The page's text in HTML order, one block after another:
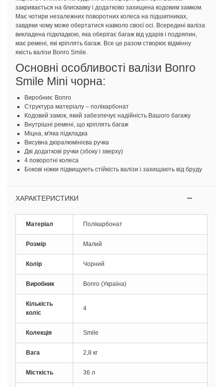
закривається на блискавку і додатково захищена кодовим замком.
Має чотири незалежних поворотних колеса на підшипниках,
завдяки чому може обертатися навколо своєї осі. Всередині валіза
викладена підкладкою, яка оберігає багаж від ударів і подряпин,
має ремені, які кріплять багаж. Все це разом створює відмінну
якість валізи Bonro Smile.
Основні особливості валізи Bonro
Smile Mini чорна:
Виробник: Bonro
Структура матеріалу – полікарбонат
Кодовий замок, який забезпечує надійність Вашого багажу
Внутрішні ремені, що кріплять багаж
Міцна, м'яка підкладка
Висувна дюралюмінієва ручка
Дві додаткові ручки (збоку і зверху)
4 поворотні колеса
Бокові ніжки підвищують стійкість валізи і захищають від бруду
ХАРАКТЕРИСТИКИ
Матеріал Полікарбонат
Розмір Малий
Колір Чорний
Виробник Bonro (Україна)
Кількість
коліс
4
Колекція Smile
Вага 2,8 кг
Місткість 36 л